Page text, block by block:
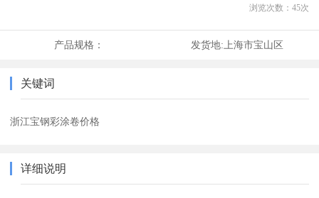
浏览次数： 45次
产品规格： 发货地: 上海市宝山区
关键词
浙江宝钢彩涂卷价格
详细说明